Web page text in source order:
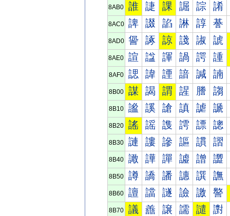
8AB0 誰 誱 課 誳 誴 誵
8AC0 諀 諁 諂 諃 諄 諅
8AD0 諐 諑 諒 諓 諔 諕
8AE0 諠 諡 諢 諣 諤 諥
8AF0 諰 諱 諲 諳 諴 諵
8B00 謀 謁 謂 謃 謄 謅
8B10 謐 謑 謒 謓 謔 謕
8B20 謠 謡 謢 謣 謤 謥
8B30 謰 謱 謲 謳 謴 謵
8B40 譀 譁 譂 譃 譄 譅
8B50 譐 譑 譒 譓 譔 譕
8B60 譠 譡 譢 譣 譤 譥
8B70 議 譱 譲 譳 譴 譵